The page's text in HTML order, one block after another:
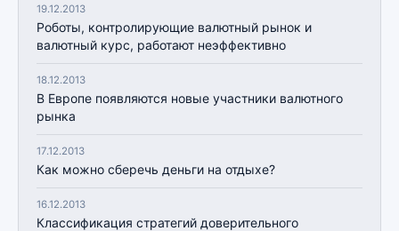
19.12.2013
Роботы, контролирующие валютный рынок и
валютный курс, работают неэффективно
18.12.2013
В Европе появляются новые участники валютного
рынка
17.12.2013
Как можно сберечь деньги на отдыхе?
16.12.2013
Классификация стратегий доверительного